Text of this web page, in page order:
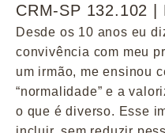
CRM-SP 132.102 |
Desde os 10 anos eu
convivência com meu
um irmão, me ensinou
“normalidade” e a
o que é diverso. Esse